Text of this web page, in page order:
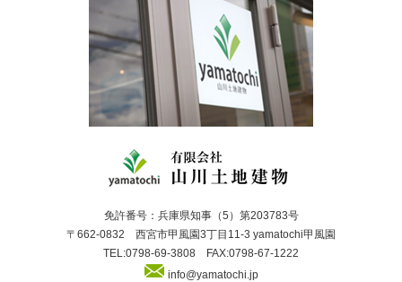
免許番号：兵庫県知事（5）第203783号
〒662-0832 西宮市甲風園3丁目11-3 yamatochi甲風園
TEL:0798-69-3808 FAX:0798-67-1222
info@yamatochi.jp